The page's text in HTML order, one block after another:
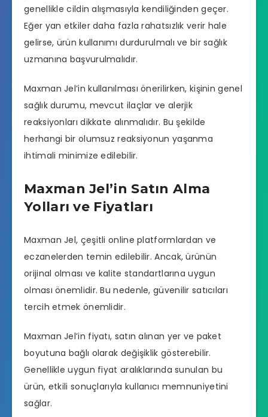
genellikle cildin alışmasıyla kendiliğinden geçer.
Eğer yan etkiler daha fazla rahatsızlık verir hale
gelirse, ürün kullanımı durdurulmalı ve bir sağlık
uzmanına başvurulmalıdır.
Maxman Jel’in kullanılması önerilirken, kişinin genel
sağlık durumu, mevcut ilaçlar ve alerjik
reaksiyonları dikkate alınmalıdır. Bu şekilde
herhangi bir olumsuz reaksiyonun yaşanma
ihtimali minimize edilebilir.
Maxman Jel’in Satın Alma
Yolları ve Fiyatları
Maxman Jel, çeşitli online platformlardan ve
eczanelerden temin edilebilir. Ancak, ürünün
orijinal olması ve kalite standartlarına uygun
olması önemlidir. Bu nedenle, güvenilir satıcıları
tercih etmek önemlidir.
Maxman Jel’in fiyatı, satın alınan yer ve paket
boyutuna bağlı olarak değişiklik gösterebilir.
Genellikle uygun fiyat aralıklarında sunulan bu
ürün, etkili sonuçlarıyla kullanıcı memnuniyetini
sağlar.